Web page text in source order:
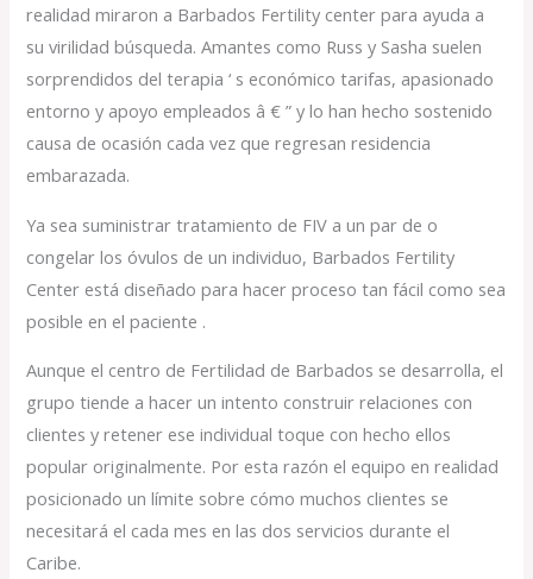
realidad miraron a Barbados Fertility center para ayuda a
su virilidad búsqueda. Amantes como Russ y Sasha suelen
sorprendidos del terapia ‘ s económico tarifas, apasionado
entorno y apoyo empleados â € ” y lo han hecho sostenido
causa de ocasión cada vez que regresan residencia
embarazada.
Ya sea suministrar tratamiento de FIV a un par de o
congelar los óvulos de un individuo, Barbados Fertility
Center está diseñado para hacer proceso tan fácil como sea
posible en el paciente .
Aunque el centro de Fertilidad de Barbados se desarrolla, el
grupo tiende a hacer un intento construir relaciones con
clientes y retener ese individual toque con hecho ellos
popular originalmente. Por esta razón el equipo en realidad
posicionado un límite sobre cómo muchos clientes se
necesitará el cada mes en las dos servicios durante el
Caribe.